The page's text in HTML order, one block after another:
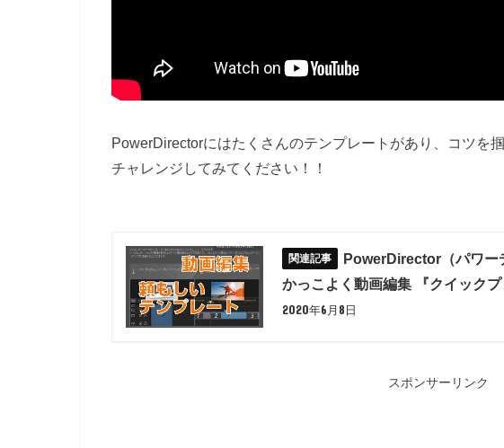
PowerDirectorにはたくさんのテンプレートがあり、コツを
チャレンジしてみてください！！
PowerDirector（パワー
かっこよく動画編集 『クイックプ
2020年6月8日
スポンサーリンク